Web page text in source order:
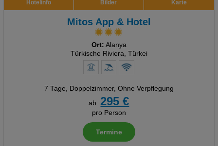
Hotelinfo Bilder Karte
Mitos App & Hotel
Ort: Alanya
Türkische Riviera, Türkei
7 Tage, Doppelzimmer, Ohne Verpflegung
ab
295 €
pro Person
Termine